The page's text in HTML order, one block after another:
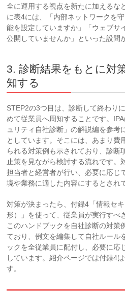
全に運用する視点を新たに加えるな
に表4には、「内部ネットワークを
能を設定していますか」「ウェブサ
公開していませんか」といった設問
3. 診断結果をもとに対
知する
STEP2の3つ目は、診断して終わり
めて従業員へ周知することです。
ュリティ自社診断」の解説編を参考
としています。そこには、あまり費
られる対策例も示されており、診断
止策を見ながら検討する流れです。
担当者と経営者が行い、必要に応じ
境や業務に適した内容にするとされ
対策が決まったら、付録4「情報セ
形）」を使って、従業員が実行すべ
このハンドブックを自社診断の対策
ており、例文を編集して自社ルール
ックを全従業員に配付し、必要に応
しています。紹介ページでは付録4は
す。